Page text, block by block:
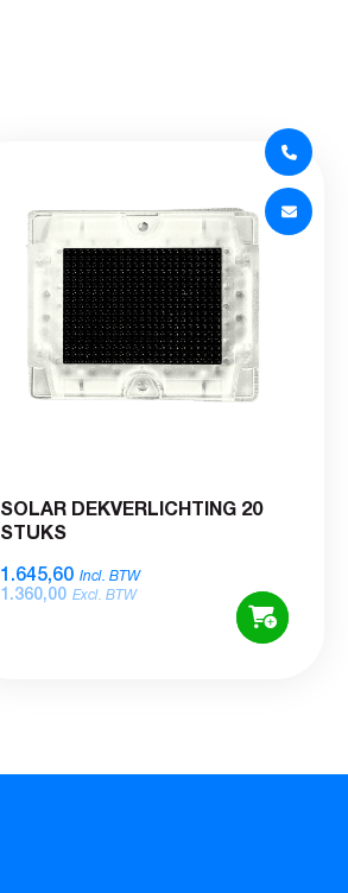
SOLAR DEKVERLICHTING 20
STUKS
1.645,60 Incl. BTW
1.360,00 Excl. BTW